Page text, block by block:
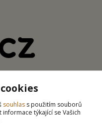
souhlas s použitím souborů
týkající se Vašich